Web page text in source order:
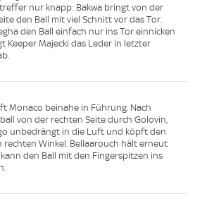
nur knapp: Bakwa bringt von der
den Ball mit viel Schnitt vor das Tor.
den Ball einfach nur ins Tor einnicken
Keeper Majecki das Leder in letzter
Monaco beinahe in Führung. Nach
von der rechten Seite durch Golovin,
unbedrängt in die Luft und köpft den
rechten Winkel. Bellaarouch hält erneut
den Ball mit den Fingerspitzen ins